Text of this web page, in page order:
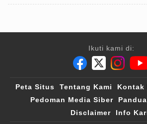
Ikuti kami di:
Peta Situs Tentang Kami Kontak
Pedoman Media Siber
Disclaimer
Info